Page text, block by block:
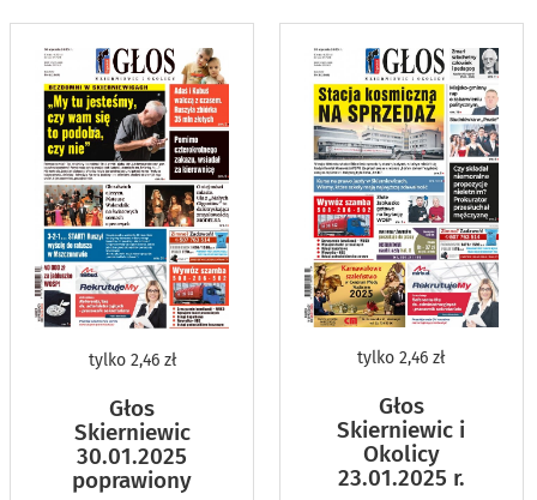
tylko2,46 zł
Głos
Skierniewic
30.01.2025
poprawiony
tylko 2,46 zł
Głos
Skierniewic i
Okolicy
23.01.2025 r.